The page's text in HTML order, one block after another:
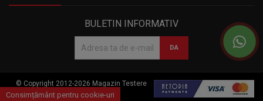
BULETIN INFORMATIV
© Copyright 2012-2026 Magazin Testere
auto
Consimțământ pentru cookie-uri